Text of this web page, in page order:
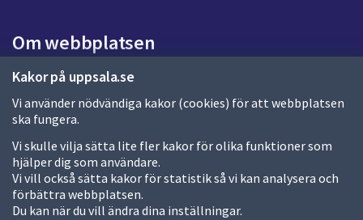
Kakor på uppsala.se
Vi använder nödvändiga kakor (cookies) för att webbplatsen
ska fungera.
Vi skulle vilja sätta lite fler kakor för olika funktioner som
hjälper dig som användare.
Vi vill också sätta kakor för statistik så vi kan analysera och
förbättra webbplatsen.
Du kan när du vill ändra dina inställningar.
d
a
Om webbplatsen
Om webbplatsen
Allmänna handlingar och diarium
Behandling av personuppgifter
Kakor
Språk (other languages)